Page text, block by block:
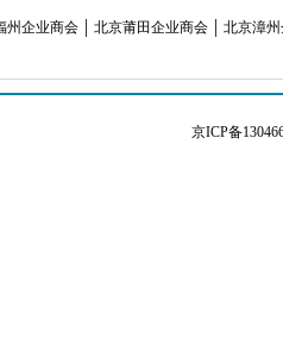
州企业商会 北京莆田企业商会 北京漳
京ICP备